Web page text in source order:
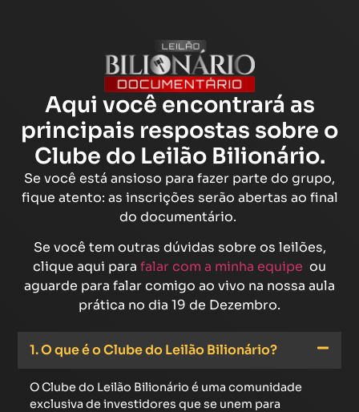
Aqui você encontrará as
principais respostas sobre o
Clube do Leilão Bilionário.
Se você está ansioso para fazer parte do grupo,
fique atento: as inscrições serão abertas ao final
do documentário.
Se você tem outras dúvidas sobre os leilões,
clique aqui para falar com a minha equipe ou
aguarde para falar comigo ao vivo na nossa aula
prática no dia 19 de Dezembro.
1. O que é o Clube do Leilão Bilionário?
O Clube do Leilão Bilionário é uma comunidade
exclusiva de investidores que se unem para